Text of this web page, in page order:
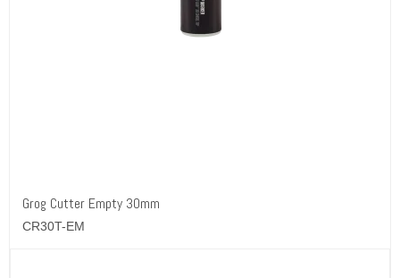
Grog Cutter Empty 30mm
CR30T-EM